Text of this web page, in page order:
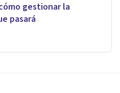
gestionar la
pasará